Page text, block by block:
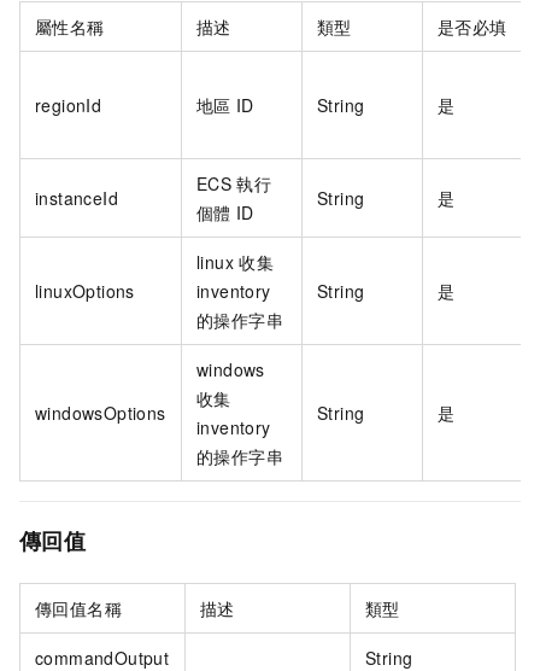
屬性名稱 描述 類型 是否必填
regionId 地區 ID String 是
instanceId
ECS 執行
個體 ID
String 是
linuxOptions
linux 收集
inventory
的操作字串
String 是
windowsOptions
windows
收集
inventory
的操作字串
String 是
傳回值
傳回值名稱 描述 類型
commandOutput String